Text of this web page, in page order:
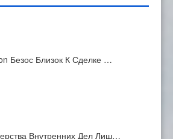
Безос Близок К Сделке …
Внутренних Дел Лиш…